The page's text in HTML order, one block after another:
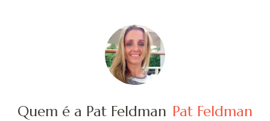
Quem é a Pat Feldman Pat Feldman